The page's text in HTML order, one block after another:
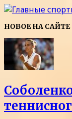
НОВОЕ НА САЙТЕ